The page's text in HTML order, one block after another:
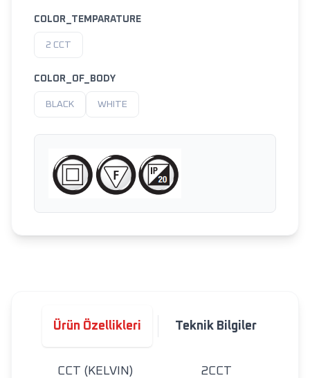
COLOR_TEMPARATURE
2 CCT
COLOR_OF_BODY
BLACK WHITE
Ürün Özellikleri Teknik Bilgiler
CCT (KELVIN)
2CCT